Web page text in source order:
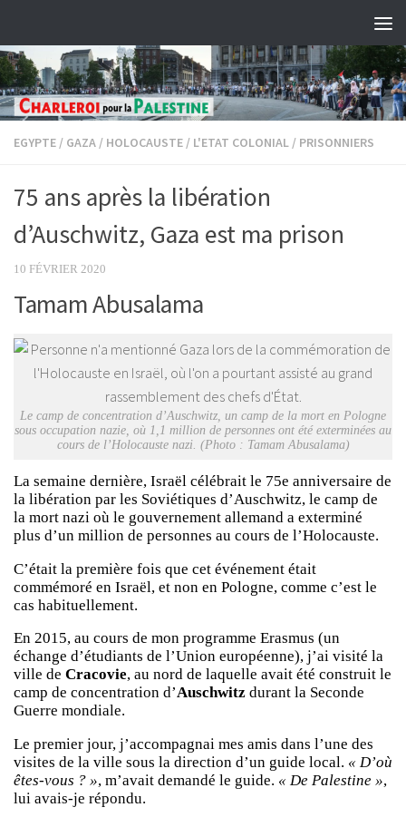
EGYPTE / GAZA / HOLOCAUSTE / L'ETAT COLONIAL / PRISONNIERS
75 ans après la libération
d’Auschwitz, Gaza est ma prison
10 FÉVRIER 2020
Tamam Abusalama
Le camp de concentration d’Auschwitz, un camp de la mort en Pologne
sous occupation nazie, où 1,1 million de personnes ont été exterminées au
cours de l’Holocauste nazi. (Photo : Tamam Abusalama)
La semaine dernière, Israël célébrait le 75e anniversaire de
la libération par les Soviétiques d’Auschwitz, le camp de
la mort nazi où le gouvernement allemand a exterminé
plus d’un million de personnes au cours de l’Holocauste.
C’était la première fois que cet événement était
commémoré en Israël, et non en Pologne, comme c’est le
cas habituellement.
En 2015, au cours de mon programme Erasmus (un
échange d’étudiants de l’Union européenne), j’ai visité la
ville de Cracovie, au nord de laquelle avait été construit le
camp de concentration d’Auschwitz durant la Seconde
Guerre mondiale.
Le premier jour, j’accompagnai mes amis dans l’une des
visites de la ville sous la direction d’un guide local. « D’où
êtes-vous ? », m’avait demandé le guide. « De Palestine »,
lui avais-je répondu.